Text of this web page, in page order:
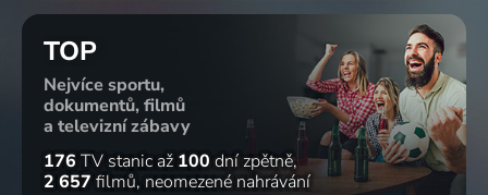
TOP
Nejvíce sportu,
dokumentů, filmů
a televizní zábavy
176 TV stanic až 100 dní zpětně
2 657 filmů neomezené nahrávání